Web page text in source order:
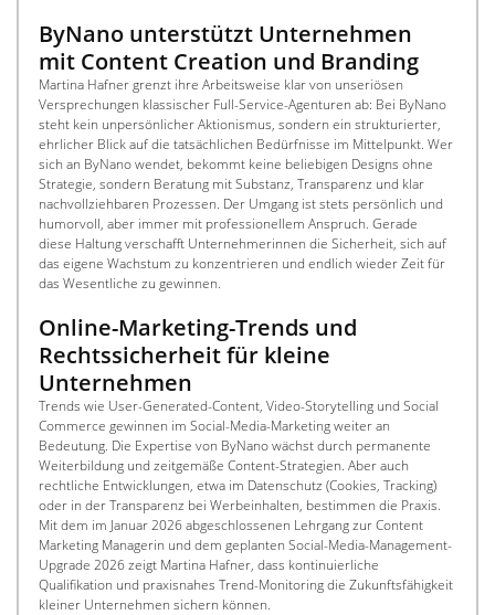
ByNano unterstützt Unternehmen
mit Content Creation und Branding
Martina Hafner grenzt ihre Arbeitsweise klar von unseriösen
Versprechungen klassischer Full-Service-Agenturen ab: Bei ByNano
steht kein unpersönlicher Aktionismus, sondern ein strukturierter,
ehrlicher Blick auf die tatsächlichen Bedürfnisse im Mittelpunkt. Wer
sich an ByNano wendet, bekommt keine beliebigen Designs ohne
Strategie, sondern Beratung mit Substanz, Transparenz und klar
nachvollziehbaren Prozessen. Der Umgang ist stets persönlich und
humorvoll, aber immer mit professionellem Anspruch. Gerade
diese Haltung verschafft Unternehmerinnen die Sicherheit, sich auf
das eigene Wachstum zu konzentrieren und endlich wieder Zeit für
das Wesentliche zu gewinnen.
Online-Marketing-Trends und
Rechtssicherheit für kleine
Unternehmen
Trends wie User-Generated-Content, Video-Storytelling und Social
Commerce gewinnen im Social-Media-Marketing weiter an
Bedeutung. Die Expertise von ByNano wächst durch permanente
Weiterbildung und zeitgemäße Content-Strategien. Aber auch
rechtliche Entwicklungen, etwa im Datenschutz (Cookies, Tracking)
oder in der Transparenz bei Werbeinhalten, bestimmen die Praxis.
Mit dem im Januar 2026 abgeschlossenen Lehrgang zur Content
Marketing Managerin und dem geplanten Social-Media-Management-
Upgrade 2026 zeigt Martina Hafner, dass kontinuierliche
Qualifikation und praxisnahes Trend-Monitoring die Zukunftsfähigkeit
kleiner Unternehmen sichern können.